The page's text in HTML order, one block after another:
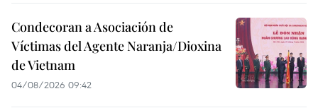
Condecoran a Asociación de
Víctimas del Agente Naranja/Dioxina
de Vietnam
04/08/2026 09:42